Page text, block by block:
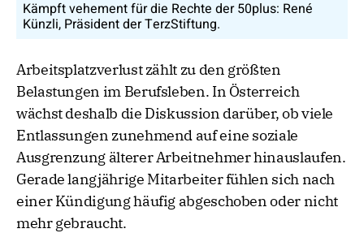
Kämpft vehement für die Rechte der 50plus: René
Künzli, Präsident der TerzStiftung.
Arbeitsplatzverlust zählt zu den größten
Belastungen im Berufsleben. In Österreich
wächst deshalb die Diskussion darüber, ob viele
Entlassungen zunehmend auf eine soziale
Ausgrenzung älterer Arbeitnehmer hinauslaufen.
Gerade langjährige Mitarbeiter fühlen sich nach
einer Kündigung häufig abgeschoben oder nicht
mehr gebraucht.